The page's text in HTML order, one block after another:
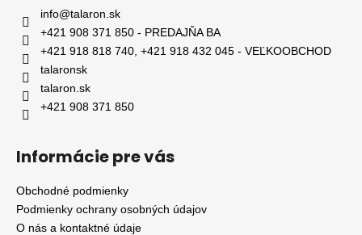
info@talaron.sk
+421 908 371 850 - PREDAJŇA BA
+421 918 818 740, +421 918 432 045 - VEĽKOOBCHOD
talaronsk
talaron.sk
+421 908 371 850
Informácie pre vás
Obchodné podmienky
Podmienky ochrany osobných údajov
O nás a kontaktné údaje